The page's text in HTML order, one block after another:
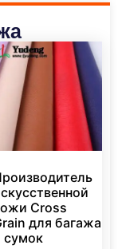
Cross
для багажа
сумок